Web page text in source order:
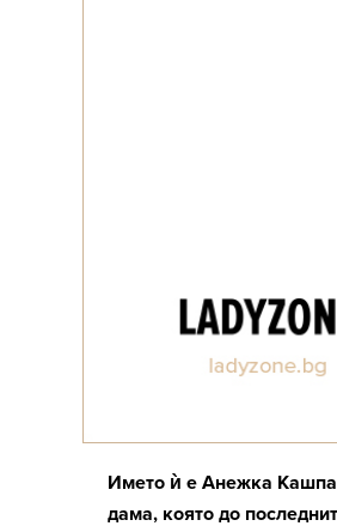
Името ѝ е Анежка
дама, която до